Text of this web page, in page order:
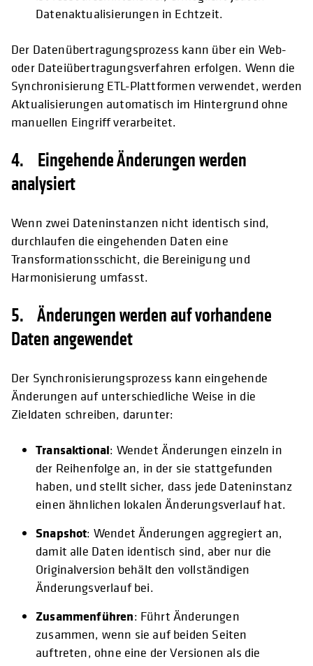
Datenaktualisierungen in Echtzeit.
Der Datenübertragungsprozess kann über ein Web-
oder Dateiübertragungsverfahren erfolgen. Wenn die
Synchronisierung ETL-Plattformen verwendet, werden
Aktualisierungen automatisch im Hintergrund ohne
manuellen Eingriff verarbeitet.
4. Eingehende Änderungen werden
analysiert
Wenn zwei Dateninstanzen nicht identisch sind,
durchlaufen die eingehenden Daten eine
Transformationsschicht, die Bereinigung und
Harmonisierung umfasst.
5. Änderungen werden auf vorhandene
Daten angewendet
Der Synchronisierungsprozess kann eingehende
Änderungen auf unterschiedliche Weise in die
Zieldaten schreiben, darunter:
Transaktional: Wendet Änderungen einzeln in
der Reihenfolge an, in der sie stattgefunden
haben, und stellt sicher, dass jede Dateninstanz
einen ähnlichen lokalen Änderungsverlauf hat.
Snapshot: Wendet Änderungen aggregiert an,
damit alle Daten identisch sind, aber nur die
Originalversion behält den vollständigen
Änderungsverlauf bei.
Zusammenführen: Führt Änderungen
zusammen, wenn sie auf beiden Seiten
auftreten, ohne eine der Versionen als die